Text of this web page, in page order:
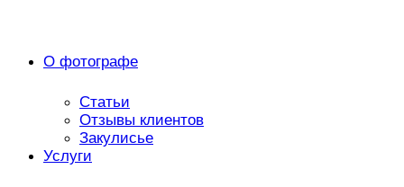
О фотографе
Статьи
Отзывы клиентов
Закулисье
Услуги